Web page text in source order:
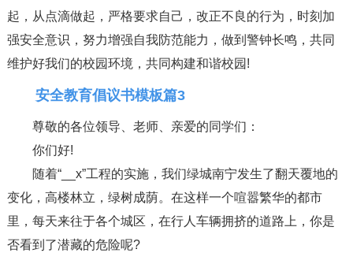
起，从点滴做起，严格要求自己，改正不良的行为，时刻加
强安全意识，努力增强自我防范能力，做到警钟长鸣，共同
维护好我们的校园环境，共同构建和谐校园!
安全教育倡议书模板篇3
尊敬的各位领导、老师、亲爱的同学们：
你们好!
随着“__x”工程的实施，我们绿城南宁发生了翻天覆地的
变化，高楼林立，绿树成荫。在这样一个喧嚣繁华的都市
里，每天来往于各个城区，在行人车辆拥挤的道路上，你是
否看到了潜藏的危险呢?